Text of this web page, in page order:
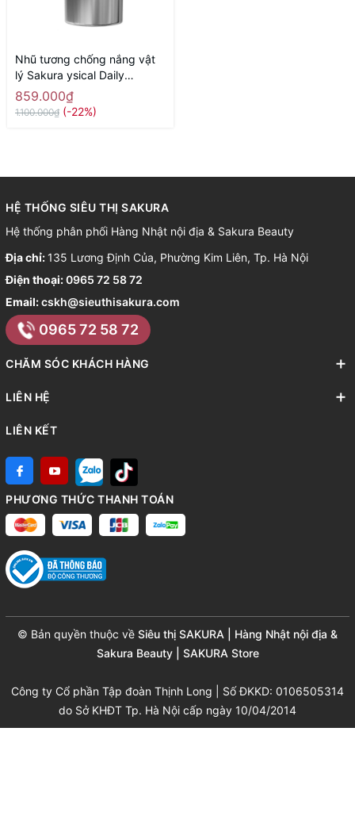
Nhũ tương chống nắng vật
lý Sakura ysical Daily
Defense SPF 50+ PA ++++
60g
859.000₫
1.100.000₫ (-22%)
HỆ THỐNG SIÊU THỊ SAKURA
Hệ thống phân phối Hàng Nhật nội địa & Sakura Beauty
Địa chỉ: 135 Lương Định Của, Phường Kim Liên, Tp. Hà Nội
Điện thoại:0965 72 58 72
Email:cskh@sieuthisakura.com
0965 72 58 72
CHĂM SÓC KHÁCH HÀNG
LIÊN HỆ
LIÊN KẾT
PHƯƠNG THỨC THANH TOÁN
© Bản quyền thuộc về Siêu thị SAKURA | Hàng Nhật nội địa &
Sakura Beauty | SAKURA Store
Công ty Cổ phần Tập đoàn Thịnh Long | Số ĐKKD: 0106505314
do Sở KHĐT Tp. Hà Nội cấp ngày 10/04/2014